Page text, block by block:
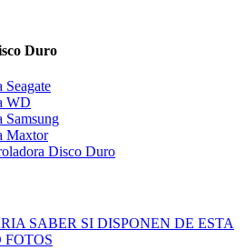
Duro
Seagate
WD
Samsung
Maxtor
Disco Duro
SABER SI DISPONEN DE ESTA